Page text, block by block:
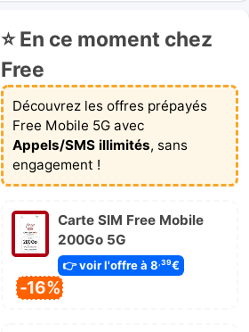
⭐ En ce moment chez
Free
Découvrez les offres prépayés
Free Mobile 5G avec
Appels/SMS illimités, sans
engagement !
Carte SIM Free Mobile
200Go 5G
👉 voir l'offre à 8,39€
-16%